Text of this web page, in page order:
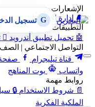
الإشعارات
🔔 إدارة الإشعارات
التطبيقات
🤖 تحميل تطبيق أندرويد 
التواصل الاجتماعي | الصف
قناة تيليجرام
واتساب
بوت المناهج
روابط مهمة
📄 شروط الاستخدام 🔒
الملكية الفكرية
G تسجيل